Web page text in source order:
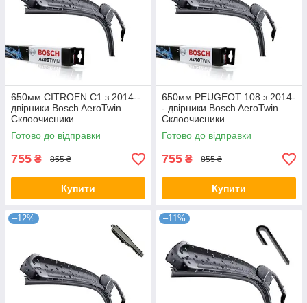
650мм CITROEN C1 з 2014--
двірники Bosch AeroTwin
Склоочисники
Готово до відправки
755 ₴ 855 ₴
Купити
650мм PEUGEOT 108 з 2014-
- двірники Bosch AeroTwin
Склоочисники
Готово до відправки
755 ₴ 855 ₴
Купити
–12% –11%